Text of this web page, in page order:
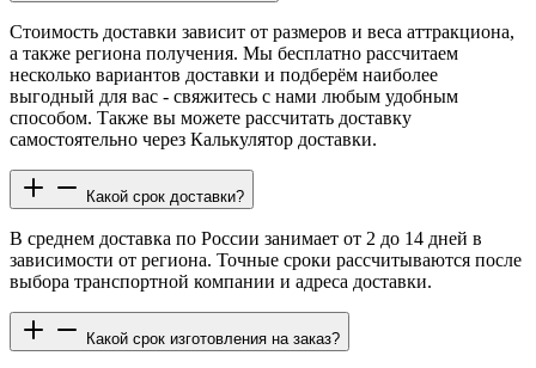
Стоимость доставки зависит от размеров и веса аттракциона,
а также региона получения. Мы бесплатно рассчитаем
несколько вариантов доставки и подберём наиболее
выгодный для вас - свяжитесь с нами любым удобным
способом. Также вы можете рассчитать доставку
самостоятельно через Калькулятор доставки.
Какой срок доставки?
В среднем доставка по России занимает от 2 до 14 дней в
зависимости от региона. Точные сроки рассчитываются после
выбора транспортной компании и адреса доставки.
Какой срок изготовления на заказ?